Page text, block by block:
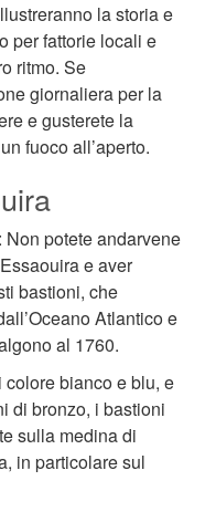
la storia e
per fattorie locali e
ritmo. Se
giornaliera per la
e gusterete la
fuoco all’aperto.
potete andarvene
e aver
bastioni, che
Atlantico e
al 1760.
bianco e blu, e
di bronzo, i bastioni
sulla medina di
in particolare sul